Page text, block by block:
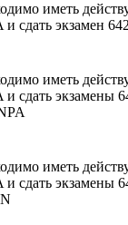
иметь
и сдать экзамен
иметь
и сдать экзамены
иметь
и сдать экзамены